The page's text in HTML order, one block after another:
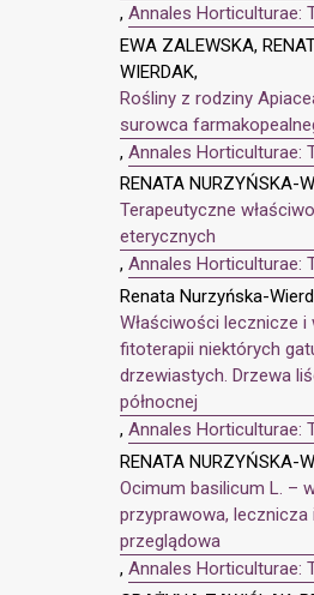
, Annales Horticulturae:
EWA ZALEWSKA,
WIERDAK,
Rośliny z rodziny
surowca
, Annales Horticulturae:
RENATA NURZYŃSKA-
Terapeutyczne
eterycznych
, Annales Horticulturae:
Renata Nurzyńska-
Właściwości lecznicze
fitoterapii niektórych
drzewiastych. Drzewa
północnej
, Annales Horticulturae:
RENATA NURZYŃSKA-
Ocimum basilicum L. –
przyprawowa, lecznicza
przeglądowa
, Annales Horticulturae: